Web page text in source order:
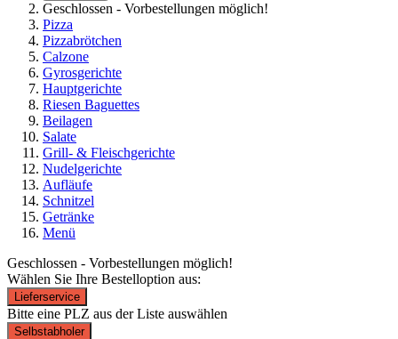
Geschlossen - Vorbestellungen möglich!
Pizza
Pizzabrötchen
Calzone
Gyrosgerichte
Hauptgerichte
Riesen Baguettes
Beilagen
Salate
Grill- & Fleischgerichte
Nudelgerichte
Aufläufe
Schnitzel
Getränke
Menü
Geschlossen - Vorbestellungen möglich!
Wählen Sie Ihre Bestelloption aus:
Lieferservice
Bitte eine PLZ aus der Liste auswählen
Selbstabholer